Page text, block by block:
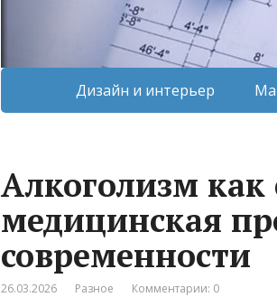
Дизайн и интерьер
Алкоголизм как
медицинская
современности
26.03.2026 Разное Комментарии: 0